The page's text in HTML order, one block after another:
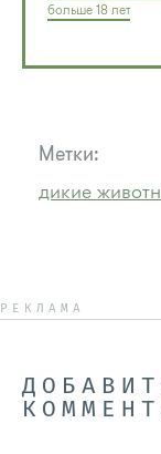
больше 18 лет
Метки:
дикие
РЕКЛАМА